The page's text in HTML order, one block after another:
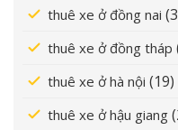
thuê xe ở đồng nai
thuê xe ở đồng tháp
thuê xe ở hà nội (19)
thuê xe ở hậu giang